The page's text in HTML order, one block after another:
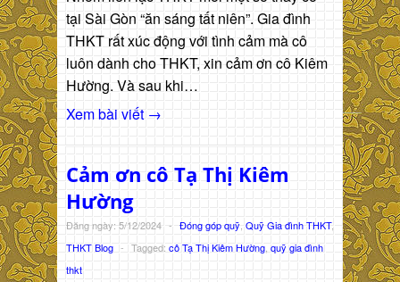
tại Sài Gòn “ăn sáng tất niên”. Gia đình
THKT rất xúc động với tình cảm mà cô
luôn dành cho THKT, xin cảm ơn cô Kiêm
Hường. Và sau khi…
Xem bài viết →
Cảm ơn cô Tạ Thị Kiêm
Hường
Đăng ngày: 5/12/2024 - Đóng góp quỹ Quỹ Gia đình THKT,
THKT Blog - Tagged: cô Tạ Thị Kiêm Hường quỹ gia đình
thkt